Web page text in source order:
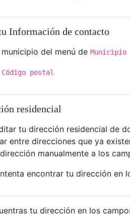
Información de contacto
del menú de Municipio
Código postal
residencial
tu dirección residencial de
entre direcciones que ya
manualmente a los
encontrar tu dirección en
tu dirección en los